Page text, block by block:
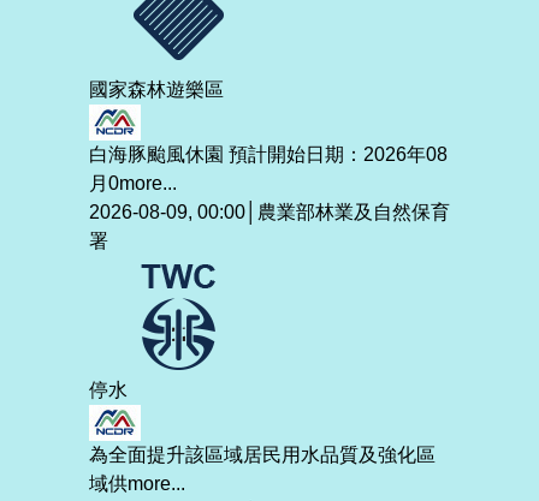
國家森林遊樂區
白海豚颱風休園 預計開始日期：2026年08
月0more...
2026-08-09, 00:00│農業部林業及自然保育
署
停水
為全面提升該區域居民用水品質及強化區
域供more...